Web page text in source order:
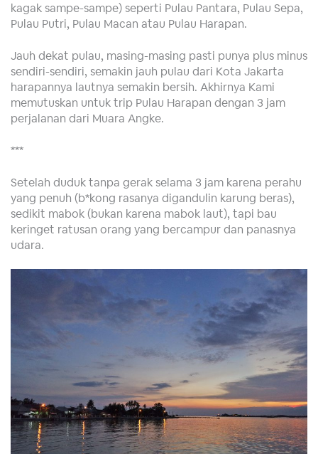
kagak sampe-sampe) seperti Pulau Pantara, Pulau Sepa,
Pulau Putri, Pulau Macan atau Pulau Harapan.
Jauh dekat pulau, masing-masing pasti punya plus minus
sendiri-sendiri, semakin jauh pulau dari Kota Jakarta
harapannya lautnya semakin bersih. Akhirnya Kami
memutuskan untuk trip Pulau Harapan dengan 3 jam
perjalanan dari Muara Angke.
***
Setelah duduk tanpa gerak selama 3 jam karena perahu
yang penuh (b*kong rasanya digandulin karung beras),
sedikit mabok (bukan karena mabok laut), tapi bau
keringet ratusan orang yang bercampur dan panasnya
udara.